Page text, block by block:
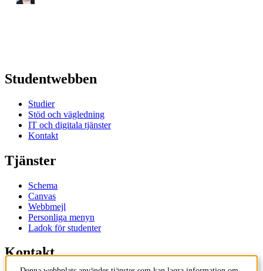
Studentwebben
Studier
Stöd och vägledning
IT och digitala tjänster
Kontakt
Tjänster
Schema
Canvas
Webbmejl
Personliga menyn
Ladok för studenter
Kontakt